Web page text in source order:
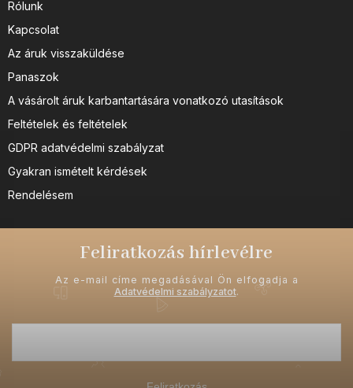
Rólunk
Kapcsolat
Az áruk visszaküldése
Panaszok
A vásárolt áruk karbantartására vonatkozó utasítások
Feltételek és feltételek
GDPR adatvédelmi szabályzat
Gyakran ismételt kérdések
Rendelésem
Feliratkozás hírlevélre
Az e-mail címe megadásával Ön elfogadja a
Adatvédelmi szabályzatot.